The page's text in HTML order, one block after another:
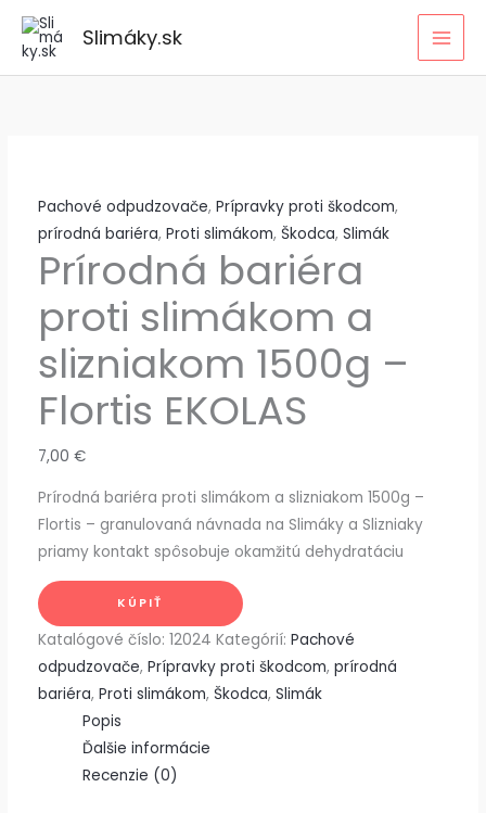
Preskočiť
obsah
Slimáky.sk
Pachové odpudzovače, Prípravky proti škodcom,
prírodná bariéra, Proti slimákom, Škodca, Slimák
Prírodná bariéra
proti slimákom a
slizniakom 1500g –
Flortis EKOLAS
7,00 €
Prírodná bariéra proti slimákom a slizniakom 1500g –
Flortis – granulovaná návnada na Slimáky a Slizniaky
priamy kontakt spôsobuje okamžitú dehydratáciu
KÚPIŤ
Katalógové číslo: 12024 Kategórií: Pachové
odpudzovače, Prípravky proti škodcom, prírodná
bariéra, Proti slimákom, Škodca, Slimák
Popis
Ďalšie informácie
Recenzie (0)